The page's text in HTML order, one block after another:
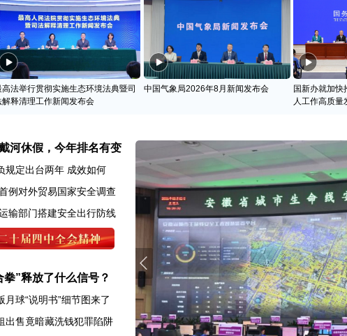
高法举行贯彻实施生态环境法典暨司
解释清理工作新闻发布会
中国气象局2026年8月新闻发布会
国新办就加快
人工作高质
河休假，今年排名有变
规定出台两年 成效如何
例对外贸易国家安全调查
输部门搭建安全出行防线
”释放了什么信号？
球“说明书”细节图来了
出售竟暗藏洗钱犯罪陷阱